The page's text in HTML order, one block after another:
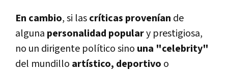
En cambio, si lascríticas provenían de
alguna personalidad populary prestigiosa,
no un dirigente político sino una "celebrity"
del mundillo artístico, deportivo o